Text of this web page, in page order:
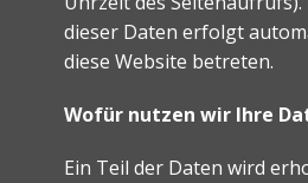
dieser Daten erfolgt
diese Website betreten.
Wofür nutzen wir Ihre
Ein Teil der Daten wird